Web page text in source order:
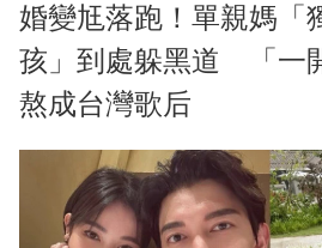
婚變尪落跑！單親媽「
孩」到處躲黑道 「一
熬成台灣歌后